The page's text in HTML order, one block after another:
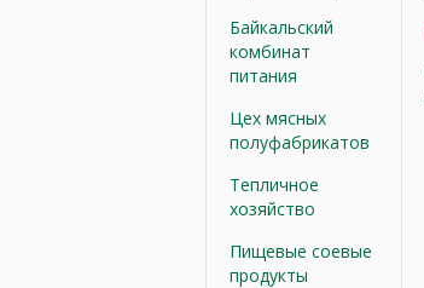
Байкальский
комбинат
питания
Цех мясных
полуфабрикатов
Тепличное
хозяйство
Пищевые соевые
продукты